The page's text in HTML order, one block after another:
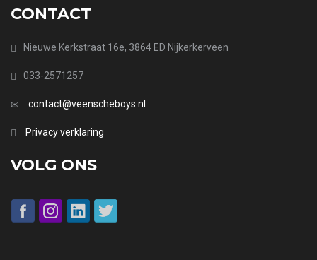
CONTACT
Nieuwe Kerkstraat 16e, 3864 ED Nijkerkerveen
033-2571257
contact@veenscheboys.nl
Privacy verklaring
VOLG ONS